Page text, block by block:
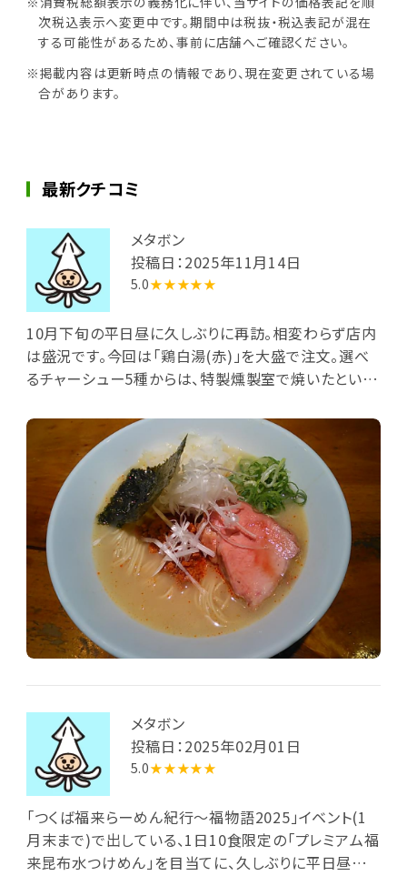
次税込表示へ変更中です。期間中は税抜・税込表記が混在
する可能性があるため、事前に店舗へご確認ください。
※掲載内容は更新時点の情報であり、現在変更されている場
合があります。
最新クチコミ
メタボン
投稿日：2025年11月14日
5.0★★★★★
10月下旬の平日昼に久しぶりに再訪。相変わらず店内
は盛況です。今回は「鶏白湯(赤)」を大盛で注文。選べ
るチャーシュー5種からは、特製燻製室で焼いたとい
シュー」を選びました。到来した丼の中では、中細麺上
に載る約1cm厚の分厚くレア気味なチャーシューが目
立ちます。他の具は肉辛味噌、刻みタマネギ、白髪ネギ、
刻み青ネギに板海苔1枚。肉辛味噌から流れ出た赤い
辣油の油滴が、濃厚でクリーミーな熱い白湯上に散ら
ばっています。食べ応えあるチャーシューとピリ辛でコ
クのある白湯の味わいが格別。大盛ながらあっという
間に完食となりました。
メタボン
投稿日：2025年02月01日
5.0★★★★★
「つくば福来らーめん紀行～福物語2025」イベント(1
月末まで)で出している、1日10食限定の「プレミアム福
来昆布水つけめん」を目当てに、久しぶりに平日昼に